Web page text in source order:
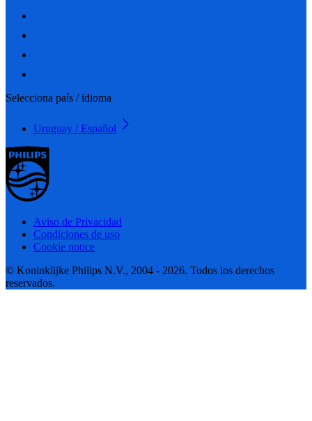
Selecciona país / idioma
Uruguay / Español
Aviso de Privacidad
Condiciones de uso
Cookie notice
© Koninklijke Philips N.V., 2004 - 2026. Todos los derechos
reservados.